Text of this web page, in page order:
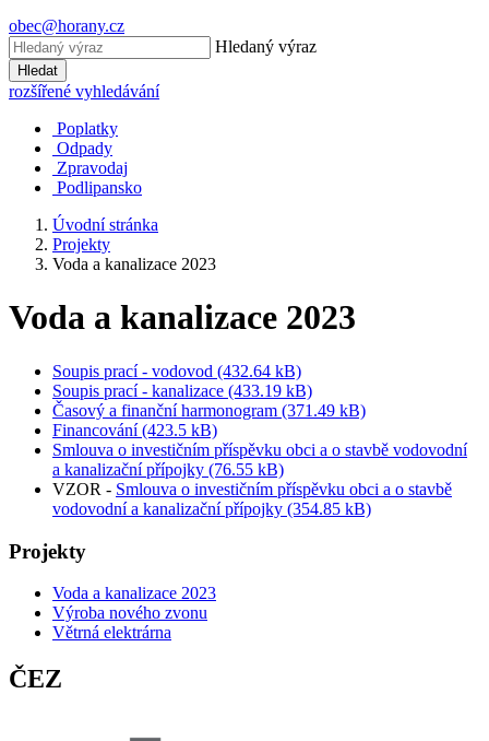
obec@horany.cz
Hledaný výraz
Hledat
rozšířené vyhledávání
Poplatky
Odpady
Zpravodaj
Podlipansko
Úvodní stránka
Projekty
Voda a kanalizace 2023
Voda a kanalizace 2023
Soupis prací - vodovod (432.64 kB)
Soupis prací - kanalizace (433.19 kB)
Časový a finanční harmonogram (371.49 kB)
Financování (423.5 kB)
Smlouva o investičním příspěvku obci a o stavbě vodovodní
a kanalizační přípojky (76.55 kB)
VZOR - Smlouva o investičním příspěvku obci a o stavbě
vodovodní a kanalizační přípojky (354.85 kB)
Projekty
Voda a kanalizace 2023
Výroba nového zvonu
Větrná elektrárna
ČEZ